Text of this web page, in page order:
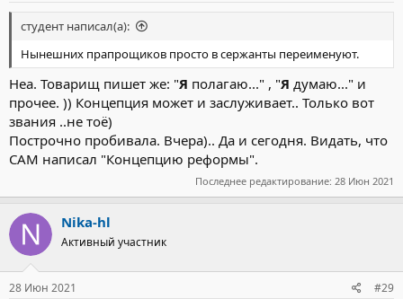
студент написал(а):
Нынешних прапрощиков просто в сержанты переименуют.
Неа. Товарищ пишет же: "Я полагаю..." , "Я думаю..." и
прочее. )) Концепция может и заслуживает.. Только вот
звания ..не тоё)
Построчно пробивала. Вчера).. Да и сегодня. Видать, что
САМ написал "Концепцию реформы".
Последнее редактирование: 28 Июн 2021
Nika-hl
Активный участник
28 Июн 2021 #29